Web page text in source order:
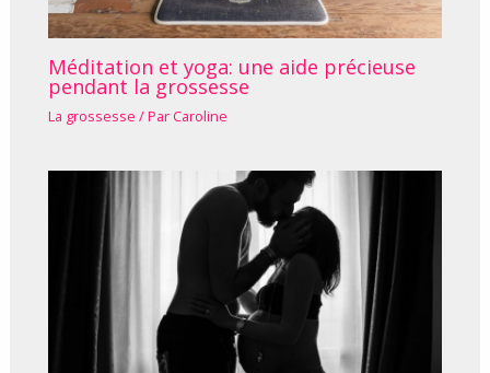
Méditation et yoga: une aide précieuse
pendant la grossesse
La grossesse / ParCaroline